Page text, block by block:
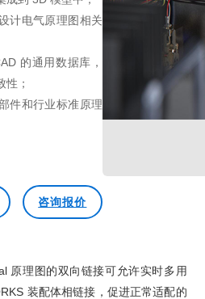
计电气原理图相关
的通用数据库，
性；
件和行业标准原理
咨询报价
原理图的双向链接可允许实时多用
装配体相链接，促进正常适配的